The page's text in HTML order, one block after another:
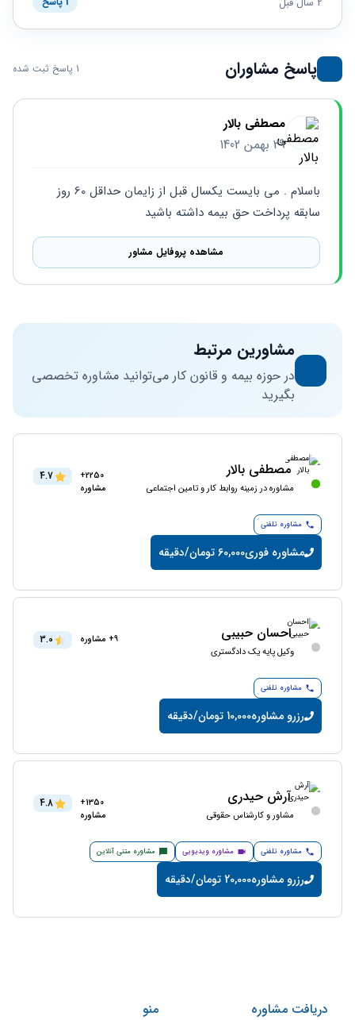
مهریه
حقوقی
خانواده
حقوقی
کسب
و کار
سئو و
سازی
سایت
شرکت
پاسخ مشاوران 1 پاسخ ثبت شده
مصطفی بالار
29 بهمن 1402
سابقه پرداخت حق بیمه داشته باشید
مشاهده پروفایل مشاور
مشاورین مرتبط
در حوزه بیمه و قانون کار می‌توانید مشاوره تخصصی
بگیرید
مصطفی بالار
مشاوره در زمینه روابط کار و تامین اجتماعی
2250+
مشاوره
4.7
مشاوره تلفنی
مشاوره فوری60,000 تومان/دقیقه
احسان حبیبی
وکیل پایه یک دادگستری
9+ مشاوره 3.0
مشاوره تلفنی
رزرو مشاوره10,000 تومان/دقیقه
آرش حیدری
مشاور و کارشناس حقوقی
1350+
مشاوره
4.8
مشاوره تلفنی مشاوره ویدیویی مشاوره متنی آنلاین
رزرو مشاوره20,000 تومان/دقیقه
دریافت مشاوره منو